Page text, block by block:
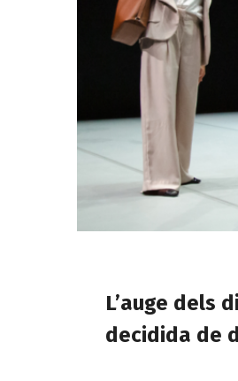
L’auge dels
decidida de